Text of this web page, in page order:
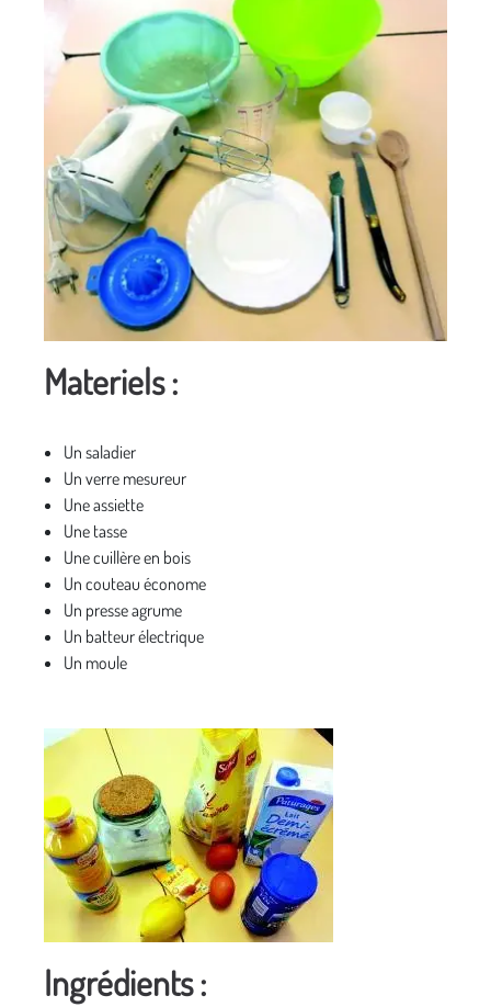
Materiels :
Un saladier
Un verre mesureur
Une assiette
Une tasse
Une cuillère en bois
Un couteau économe
Un presse agrume
Un batteur électrique
Un moule
Ingrédients :